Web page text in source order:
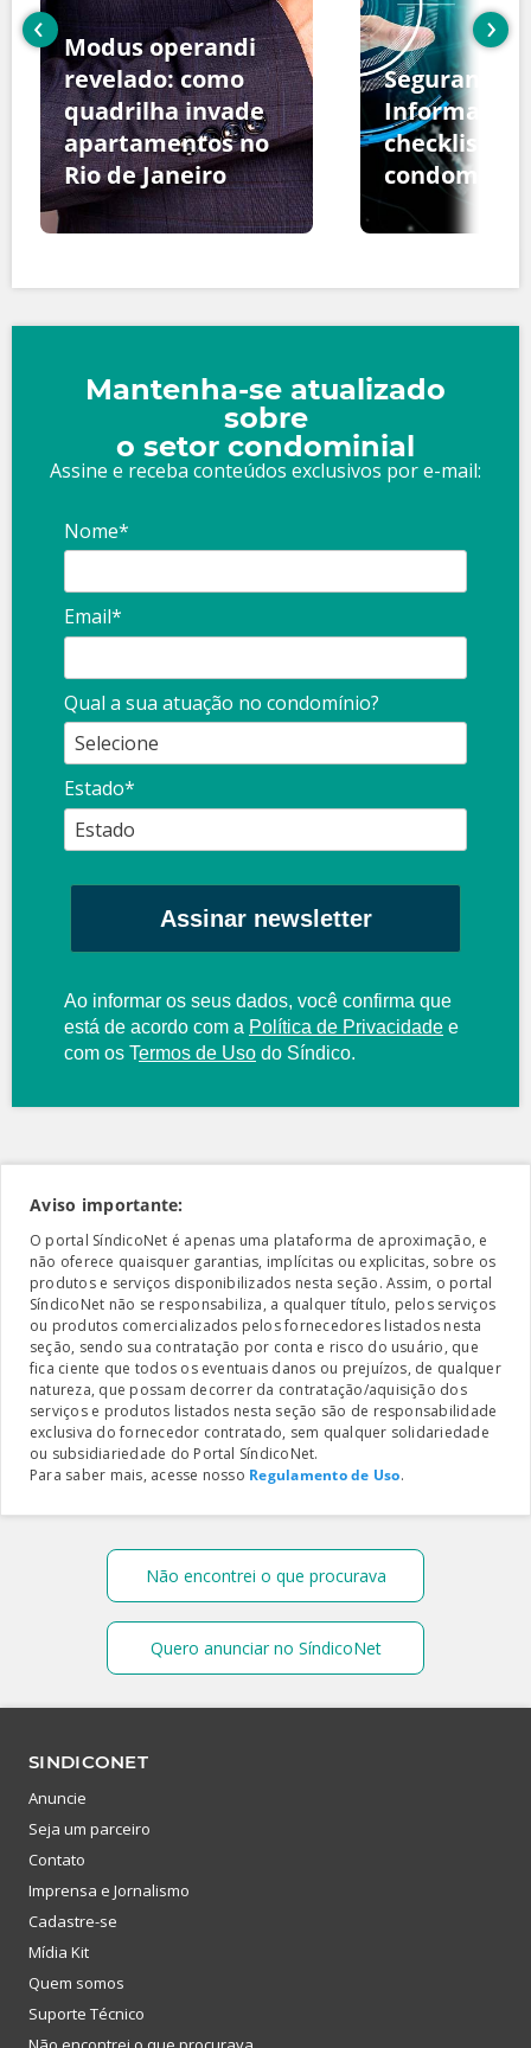
Modus operandi
revelado: como
quadrilha invade
apartamentos no
Rio de Janeiro
Segurança
Informação:
checklist
‹ ›
Mantenha-se atualizado
sobre
o setor condominial
Assine e receba conteúdos exclusivos por e-mail:
Nome*
Email*
Qual a sua atuação no condomínio?
Estado*
Assinar newsletter
Ao informar os seus dados, você confirma que
está de acordo com a Política de Privacidade e
com os Termos de Uso do Síndico.
Aviso importante:
O portal SíndicoNet é apenas uma plataforma de aproximação, e
não oferece quaisquer garantias, implícitas ou explicitas, sobre os
produtos e serviços disponibilizados nesta seção. Assim, o portal
SíndicoNet não se responsabiliza, a qualquer título, pelos serviços
ou produtos comercializados pelos fornecedores listados nesta
seção, sendo sua contratação por conta e risco do usuário, que
fica ciente que todos os eventuais danos ou prejuízos, de qualquer
natureza, que possam decorrer da contratação/aquisição dos
serviços e produtos listados nesta seção são de responsabilidade
exclusiva do fornecedor contratado, sem qualquer solidariedade
ou subsidiariedade do Portal SíndicoNet.
Para saber mais, acesse nosso Regulamento de Uso.
Não encontrei o que procurava
Quero anunciar no SíndicoNet
SINDICONET
Anuncie
Seja um parceiro
Contato
Imprensa e Jornalismo
Cadastre-se
Mídia Kit
Quem somos
Suporte Técnico